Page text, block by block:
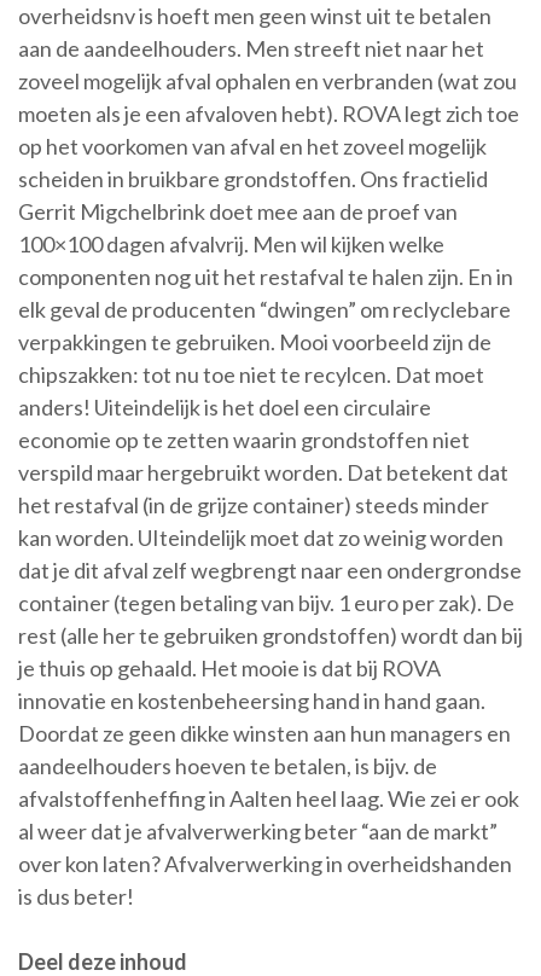
overheidsnv is hoeft men geen winst uit te betalen
aan de aandeelhouders. Men streeft niet naar het
zoveel mogelijk afval ophalen en verbranden (wat zou
moeten als je een afvaloven hebt). ROVA legt zich toe
op het voorkomen van afval en het zoveel mogelijk
scheiden in bruikbare grondstoffen. Ons fractielid
Gerrit Migchelbrink doet mee aan de proef van
100×100 dagen afvalvrij. Men wil kijken welke
componenten nog uit het restafval te halen zijn. En in
elk geval de producenten “dwingen” om reclyclebare
verpakkingen te gebruiken. Mooi voorbeeld zijn de
chipszakken: tot nu toe niet te recylcen. Dat moet
anders! Uiteindelijk is het doel een circulaire
economie op te zetten waarin grondstoffen niet
verspild maar hergebruikt worden. Dat betekent dat
het restafval (in de grijze container) steeds minder
kan worden. UIteindelijk moet dat zo weinig worden
dat je dit afval zelf wegbrengt naar een ondergrondse
container (tegen betaling van bijv. 1 euro per zak). De
rest (alle her te gebruiken grondstoffen) wordt dan bij
je thuis op gehaald. Het mooie is dat bij ROVA
innovatie en kostenbeheersing hand in hand gaan.
Doordat ze geen dikke winsten aan hun managers en
aandeelhouders hoeven te betalen, is bijv. de
afvalstoffenheffing in Aalten heel laag. Wie zei er ook
al weer dat je afvalverwerking beter “aan de markt”
over kon laten? Afvalverwerking in overheidshanden
is dus beter!
Deel deze inhoud